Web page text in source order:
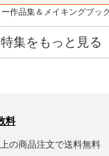
作品集＆メイキングブッ
特集をもっと見る
料
の商品注文で送料無料